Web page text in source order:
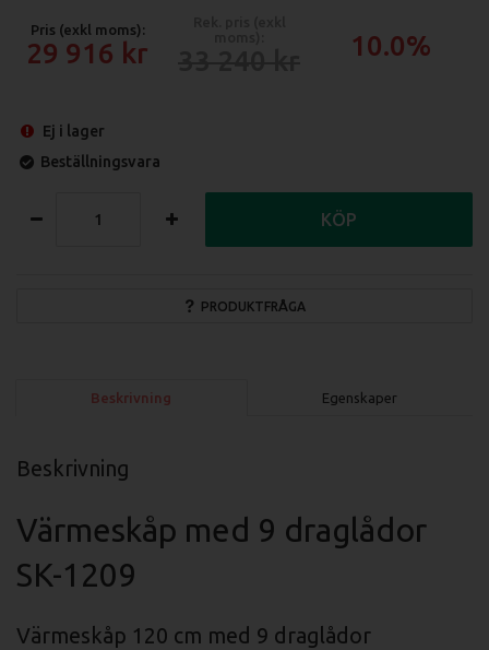
Pris (exkl moms):
29 916 10.0%
Ej i lager
Beställningsvara
PRODUKTFRÅGA
KÖP
Beskrivning Egenskaper
Beskrivning
Värmeskåp med 9 draglådor
SK-1209
Värmeskåp 120 cm med 9 draglådor